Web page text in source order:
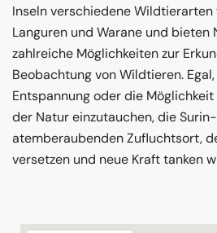
Inseln verschiedene Wildtierarten
Languren und Warane und bieten
zahlreiche Möglichkeiten zur
Beobachtung von Wildtieren.
Entspannung oder die
der Natur einzutauchen, die
atemberaubenden Zufluchtsort,
versetzen und neue Kraft tanken